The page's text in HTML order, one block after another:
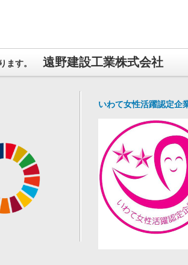
ます。 遠野建設工業株式会社
いわて女性活躍認定企